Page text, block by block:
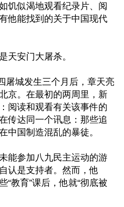
饥似渴地观看纪录片、阅
他能找到的关于中国现代
天安门大屠杀。
屠城发生三个月后，章天亮
京。在最初的两周里，新
阅读和观看有关该事件的
传达同一个讯息：那些追
中国制造混乱的暴徒。
能参加八九民主运动的游
认是支持者。然而，他
“教育”课后，他就“彻底被